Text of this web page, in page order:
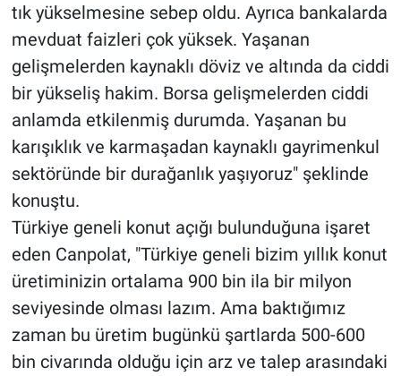
tık yükselmesine sebep oldu. Ayrıca bankalarda
mevduat faizleri çok yüksek. Yaşanan
gelişmelerden kaynaklı döviz ve altında da ciddi
bir yükseliş hakim. Borsa gelişmelerden ciddi
anlamda etkilenmiş durumda. Yaşanan bu
karışıklık ve karmaşadan kaynaklı gayrimenkul
sektöründe bir durağanlık yaşıyoruz" şeklinde
konuştu.
Türkiye geneli konut açığı bulunduğuna işaret
eden Canpolat, "Türkiye geneli bizim yıllık konut
üretiminizin ortalama 900 bin ila bir milyon
seviyesinde olması lazım. Ama baktığımız
zaman bu üretim bugünkü şartlarda 500-600
bin civarında olduğu için arz ve talep arasındaki